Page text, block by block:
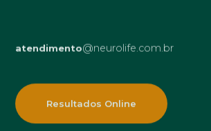
atendimento@neurolife.com.br